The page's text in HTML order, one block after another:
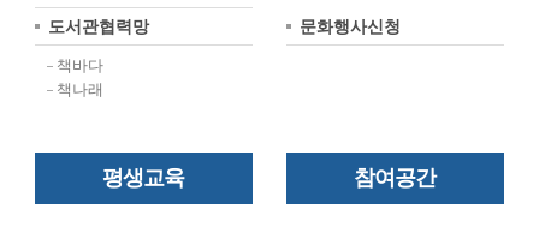
도서관협력망
책바다
책나래
문화행사신청
평생교육 참여공간